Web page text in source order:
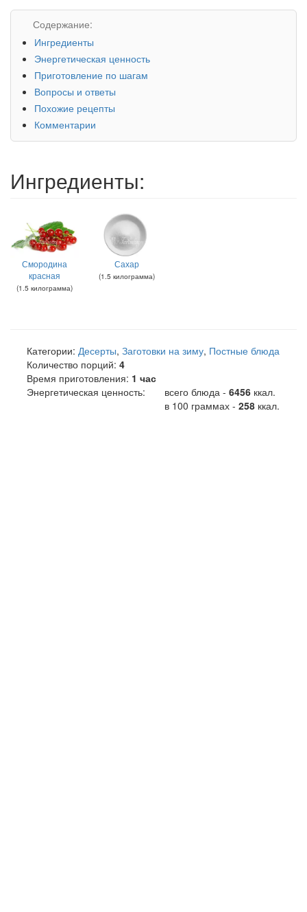
Содержание:
Ингредиенты
Энергетическая ценность
Приготовление по шагам
Вопросы и ответы
Похожие рецепты
Комментарии
Ингредиенты:
Смородина
красная
(1.5 килограмма)
Сахар
(1.5 килограмма)
Категории: Десерты, Заготовки на зиму, Постные блюда
Количество порций: 4
Время приготовления: 1 час
Энергетическая ценность:
всего блюда - 6456 ккал.
в 100 граммах - 258 ккал.